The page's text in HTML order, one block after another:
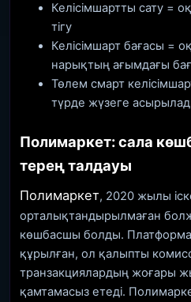
Келісімшартты сату =
тігу
Келісімшарт бағасы =
нарықтың ағымдағы
Төлем смарт
түрде жүзеге
Полимаркет: сала
терең талдауы
Полимаркет, 2020 жылы
орталықтандырылмаған
көшбасшы болды. Платформа
құрылған, ол қалыпты
транзакциялардың жоғары
қамтамасыз етеді.